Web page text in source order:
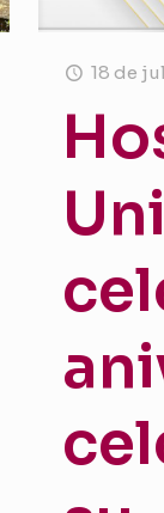
18 de